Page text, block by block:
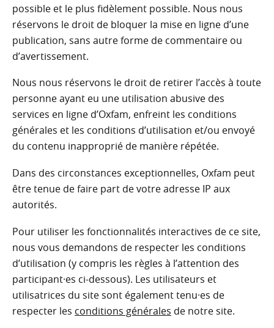
possible et le plus fidèlement possible. Nous nous
réservons le droit de bloquer la mise en ligne d’une
publication, sans autre forme de commentaire ou
d’avertissement.
Nous nous réservons le droit de retirer l’accès à toute
personne ayant eu une utilisation abusive des
services en ligne d’Oxfam, enfreint les conditions
générales et les conditions d’utilisation et/ou envoyé
du contenu inapproprié de manière répétée.
Dans des circonstances exceptionnelles, Oxfam peut
être tenue de faire part de votre adresse IP aux
autorités.
Pour utiliser les fonctionnalités interactives de ce site,
nous vous demandons de respecter les conditions
d’utilisation (y compris les règles à l’attention des
participant·es ci-dessous). Les utilisateurs et
utilisatrices du site sont également tenu·es de
respecter les conditions générales de notre site.